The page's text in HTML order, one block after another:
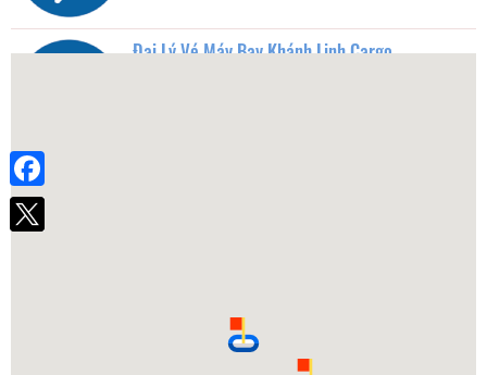
Đại Lý Vé Máy Bay Khánh Linh Cargo
Đại lý vé máy bay
38A Trần Phú, Phường 4, Thành Phố Đà Lạt, Lâm
Facebook